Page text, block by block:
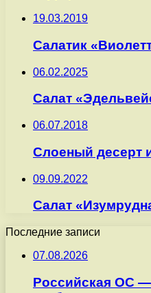
19.03.2019
Салатик
06.02.2025
Салат
06.07.2018
Слоеный десерт
09.09.2022
Салат
Последние записи
07.08.2026
Российская ОС —